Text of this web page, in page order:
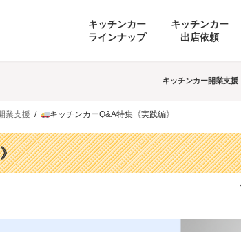
キッチンカー
ラインナップ
キッチンカー
出店依頼
キッチンカー開業支援
業支援 キッチンカーQ&A特集《実践編》